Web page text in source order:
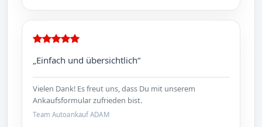
„Einfach und übersichtlich“
Vielen Dank! Es freut uns, dass Du mit unserem
Ankaufsformular zufrieden bist.
Team Autoankauf ADAM